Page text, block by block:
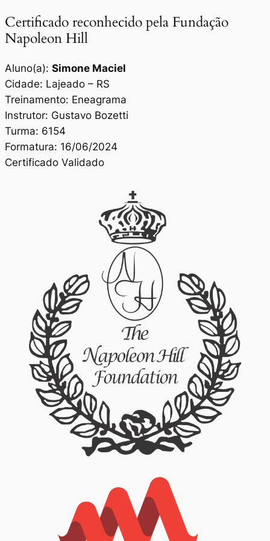
Certificado reconhecido pela Fundação
Napoleon Hill
Aluno(a): Simone Maciel
Cidade: Lajeado – RS
Treinamento: Eneagrama
Instrutor: Gustavo Bozetti
Turma: 6154
Formatura: 16/06/2024
Certificado Validado